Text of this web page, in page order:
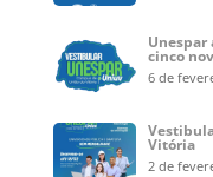
Unespar
cinco
6 de
Vitória
2 de